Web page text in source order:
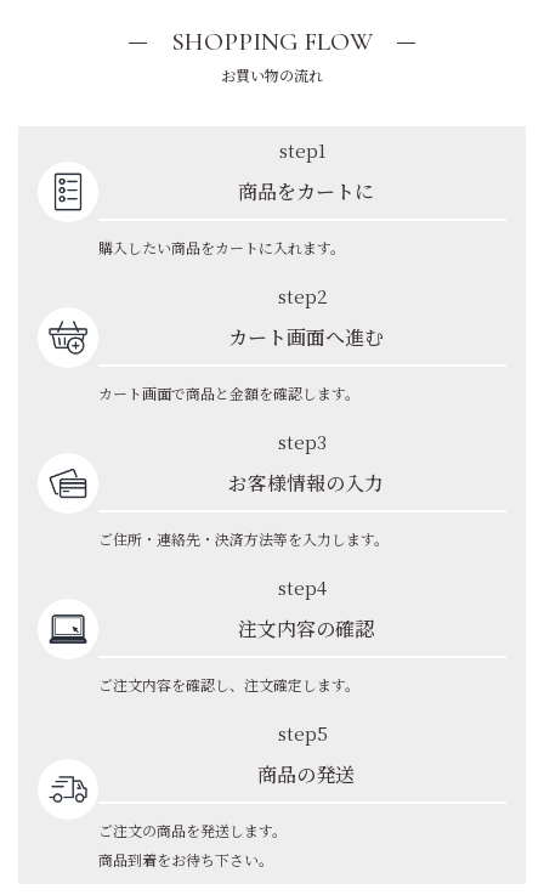
SHOPPING FLOW
お買い物の流れ
step1
商品をカートに
購入したい商品をカートに入れます。
step2
カート画面へ進む
カート画面で商品と金額を確認します。
step3
お客様情報の入力
ご住所・連絡先・決済方法等を入力します。
step4
注文内容の確認
ご注文内容を確認し、注文確定します。
step5
商品の発送
ご注文の商品を発送します。
商品到着をお待ち下さい。